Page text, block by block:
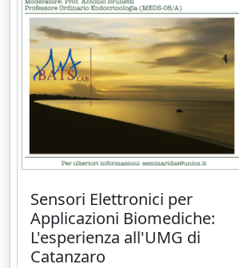
Sensori Elettronici per
Applicazioni Biomediche:
L'esperienza all'UMG di
Catanzaro